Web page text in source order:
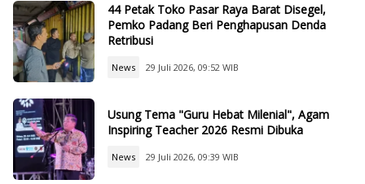
44 Petak Toko Pasar Raya Barat Disegel,
Pemko Padang Beri Penghapusan Denda
Retribusi
News 29 Juli 2026, 09:52 WIB
Usung Tema "Guru Hebat Milenial", Agam
Inspiring Teacher 2026 Resmi Dibuka
News 29 Juli 2026, 09:39 WIB